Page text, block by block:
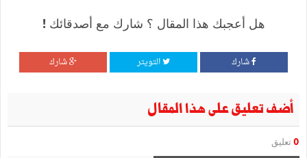
هل أعجبك هذا المقال ؟ شارك مع أصدقائك !
شارك التويتر شارك
أضف تعليق على هذا المقال
0 تعليق